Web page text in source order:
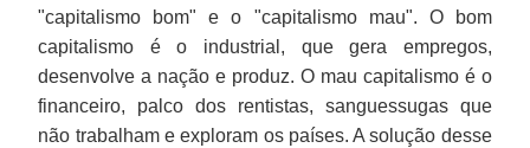
"capitalismo bom" e o "capitalismo mau". O bom
capitalismo é o industrial, que gera empregos,
desenvolve a nação e produz. O mau capitalismo é o
financeiro, palco dos rentistas, sanguessugas que
não trabalham e exploram os países. A solução desse